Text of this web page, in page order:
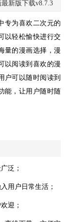
新版下载v8.7.3
专为喜欢二次元的
以轻松愉快进行交
量的漫画选择，漫
以阅读到喜欢的漫
户可以随时阅读到
能，让用户随时随
泛；
用户日常生活；
迎；